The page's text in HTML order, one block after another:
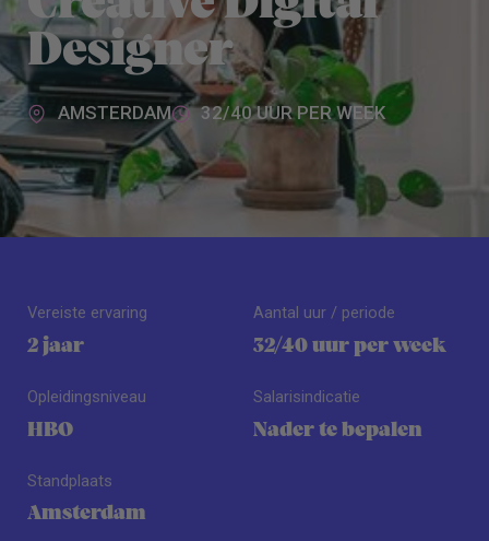
Designer
AMSTERDAM 32/40 UUR PER WEEK
Vereiste ervaring
2 jaar
Opleidingsniveau
HBO
Standplaats
Amsterdam
Aantal uur / periode
32/40 uur per week
Salarisindicatie
Nader te bepalen